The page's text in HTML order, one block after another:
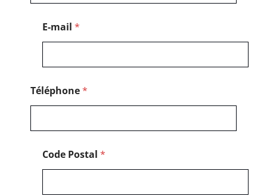
E-mail *
Téléphone*
Code Postal *